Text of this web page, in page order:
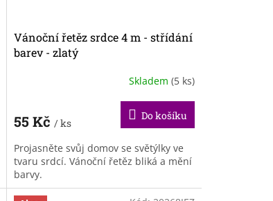
Vánoční řetěz srdce 4 m - střídání
barev - zlatý
Skladem (5 ks)
55 Kč / ks
Do košíku
Projasněte svůj domov se světýlky ve
tvaru srdcí. Vánoční řetěz bliká a mění
barvy.